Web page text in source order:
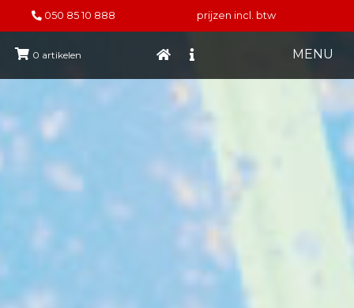
050 85 10 888 prijzen incl. btw
0 artikelen MENU